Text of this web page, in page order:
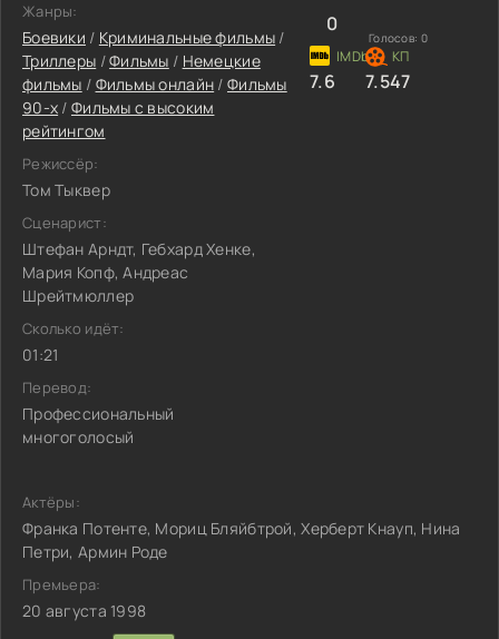
Жанры:
Боевики / Криминальные фильмы /
Триллеры /Фильмы / Немецкие
фильмы / Фильмы онлайн /Фильмы
90-х / Фильмы с высоким
рейтингом
Режиссёр:
Том Тыквер
Сценарист:
Штефан Арндт, Гебхард Хенке,
Мария Копф, Андреас
Шрейтмюллер
Сколько идёт:
01:21
Перевод:
Профессиональный
многоголосый
0
Голосов: 0
7.6 7.547
Актёры:
Франка Потенте, Мориц Бляйбтрой, Херберт Кнауп, Нина
Петри, Армин Роде
Премьера:
20 августа 1998